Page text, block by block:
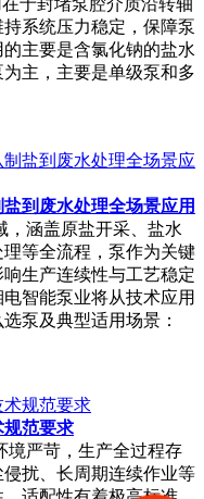
系统压力稳定，保障泵
主要是含氯化钠的盐水
主，主要是单级泵和多
到废水处理全场景应用
涵盖原盐开采、盐水
等全流程，泵作为关键
生产连续性与工艺稳定
智能泵业将从技术应用
选泵及典型适用场景：
规范要求
严苛，生产全过程存
扰、长周期连续作业等